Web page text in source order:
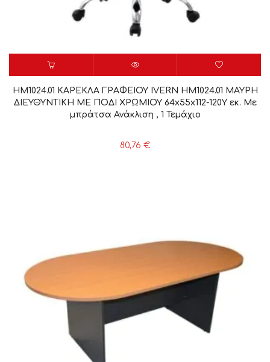
HM1024.01 ΚΑΡΕΚΛΑ ΓΡΑΦΕΙΟΥ IVERN HM1024.01 ΜΑΥΡΗ
ΔΙΕΥΘΥΝΤΙΚΗ ΜΕ ΠΟΔΙ ΧΡΩΜΙΟΥ 64x55x112-120Υ εκ. Με
μπράτσα Ανάκλιση , 1 Τεμάχιο
80,76 €